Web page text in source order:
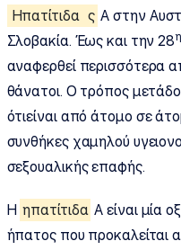
Ηπατίτιδα ς Α στην
Σλοβακία. Έως και την 28η
αναφερθεί περισσότερα
θάνατοι. Ο τρόπος
ότιείναι από άτομο σε
συνθήκες χαμηλού
σεξουαλικής επαφής.
Η ηπατίτιδα Α είναι μία
ήπατος που προκαλείται